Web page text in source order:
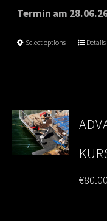
Termin am
Select options Details
€80.00